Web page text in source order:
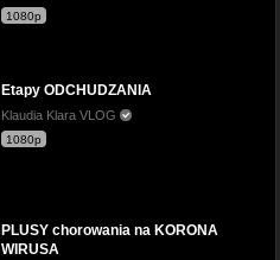
1080p
Etapy ODCHUDZANIA
Klaudia Klara VLOG
1080p
PLUSY chorowania na KORONA
WIRUSA